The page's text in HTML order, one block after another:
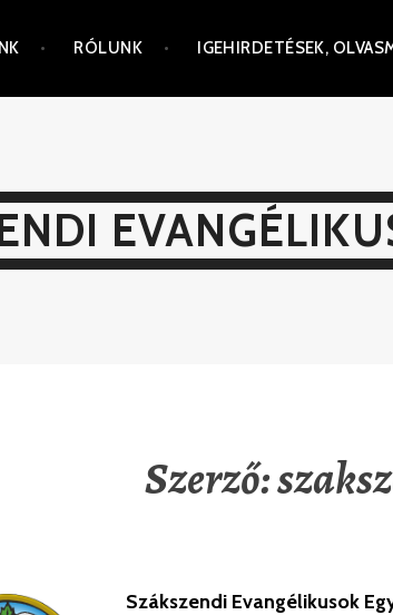
RÓLUNK IGEHIRDETÉSEK,
Szerző:
Szákszendi Evangélikusok